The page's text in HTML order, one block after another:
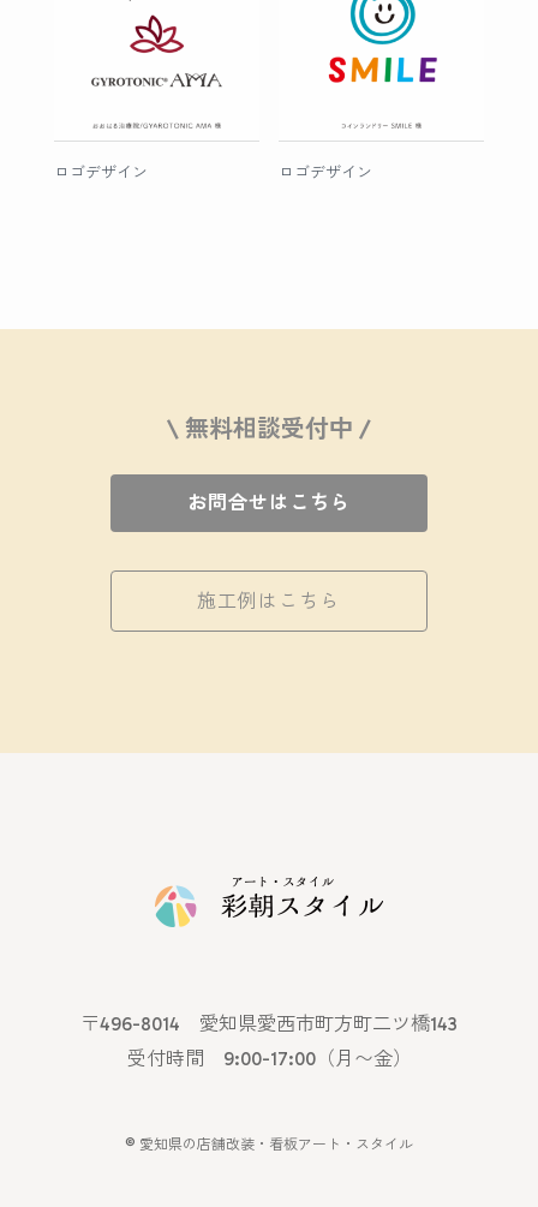
ロゴデザイン ロゴデザイン
\ 無料相談受付中 /
お問合せはこちら
施工例はこちら
〒496-8014 愛知県愛西市町方町二ツ橋143
受付時間 9:00-17:00（月〜金）
© 愛知県の店舗改装・看板アート・スタイル